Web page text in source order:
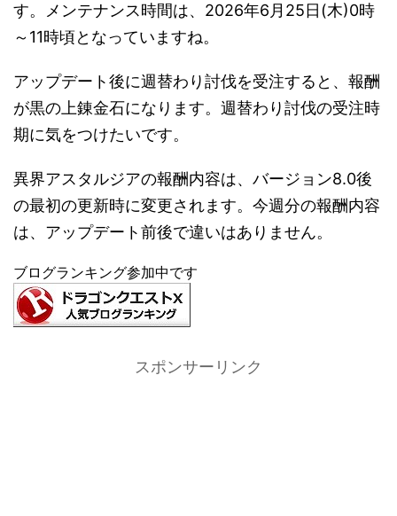
す。メンテナンス時間は、2026年6月25日(木)0時
～11時頃となっていますね。
アップデート後に週替わり討伐を受注すると、報酬
が黒の上錬金石になります。週替わり討伐の受注時
期に気をつけたいです。
異界アスタルジアの報酬内容は、バージョン8.0後
の最初の更新時に変更されます。今週分の報酬内容
は、アップデート前後で違いはありません。
ブログランキング参加中です
スポンサーリンク